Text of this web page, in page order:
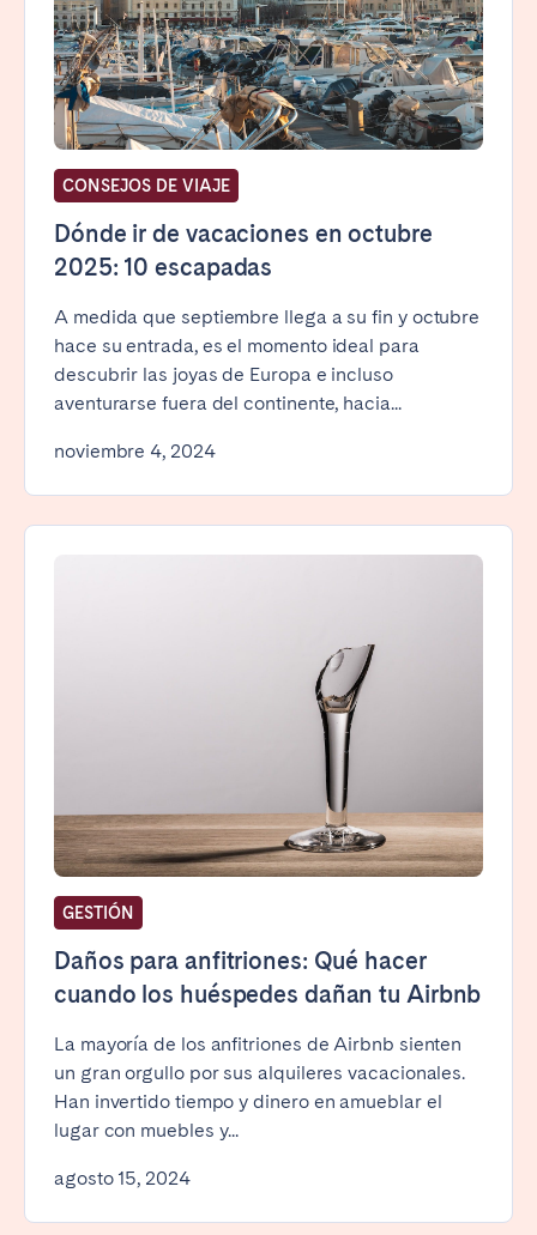
CONSEJOS DE VIAJE
Dónde ir de vacaciones en octubre
2025: 10 escapadas
A medida que septiembre llega a su fin y octubre
hace su entrada, es el momento ideal para
descubrir las joyas de Europa e incluso
aventurarse fuera del continente, hacia...
noviembre 4, 2024
GESTIÓN
Daños para anfitriones: Qué hacer
cuando los huéspedes dañan tu Airbnb
La mayoría de los anfitriones de Airbnb sienten
un gran orgullo por sus alquileres vacacionales.
Han invertido tiempo y dinero en amueblar el
lugar con muebles y...
agosto 15, 2024